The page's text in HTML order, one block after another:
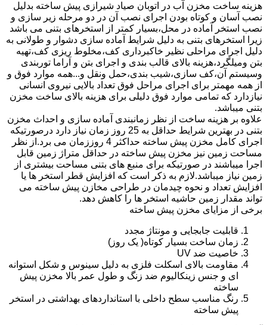
هزینه ساخت مخزن آب در اتوبان صیاد شیرازی پیش ساخته بدلیل
نصب آسان و کوتاه بودن اجرای نصب آن در دو مرحله زیر سازی و
نصب استخر آماده در محل،بسیار کمتر از استخرهای بتنی می باشد
زیرا استخرهای بتنی به دلیل شرایط آماده سازی دشوار و طولانی به
دلیل اجرای مراحلی نظیر خاکبرداری کف،مخلوط ریزی کف،تهیه
بتن ومیلگرد،هزینه بالای قالب بندی و اجرای بتن و آراما توربندی
وسیستم آن،کف سازی،شیب بندی،حمل ونقل و...همه موارد فوق و
از همه مهمتر برای اجرای مراحل فوق تعداد بالایی نیروی انسانی
نیازدارد که تمامی موارد فوق دلیلی برای هزینه بالای ساخت مخزن
بتنی میباشد.
علاوه بر هزینه ساخت از نظر زمانبندی آماده سازی و احداث مخزن
بتنی در بهترین شرایط حداقل به 25 روز زمان نیاز دارد درصورتیکه
اجرای کامل مخزن پیش ساخته حداکثر 4 روززمان می برد.از نظر
مساحت زمین نیز مخزن پیش ساخته در حداقل متراژ زمین قابل
اجرا میباشند در صورتیکه برای منبع های بتنی مساحت بیشتری از
زمین نیاز میباشد.لازم به ذکر است که افزایش قطر استخر ها یا
افزایش تعداد و نحوه چیدمان در طراحی مخازن پیش ساخته می
تواند مقدار زمین حاشیه استخر ها را کاهش دهد.
برخی از مزایای مخزن پیش ساخته
قابلیت جابجایی و مونتاژ مجدد
زمان ساخت بسیار کوتاه( یک روز)
خاصیت ضد UV
مقاومت بالای اسکلت فلزی به دلیل سینوس و شکل استوانه
ای و جنس زینکالیوم ضد زنگ و طول عمر بالا مخزن پیش
ساخته
رنگ مناسب سطح داخلی با استانداردهای بهداشتی در استخر
پیش ساخته